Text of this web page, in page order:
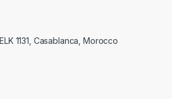
1131, Casablanca, Morocco